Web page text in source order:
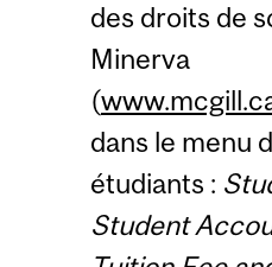
des droits de
Minerva
(
dans le menu
étudiants :
Student